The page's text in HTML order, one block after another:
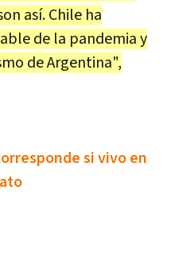
así. Chile ha
de la pandemia y
de Argentina",
si vivo en